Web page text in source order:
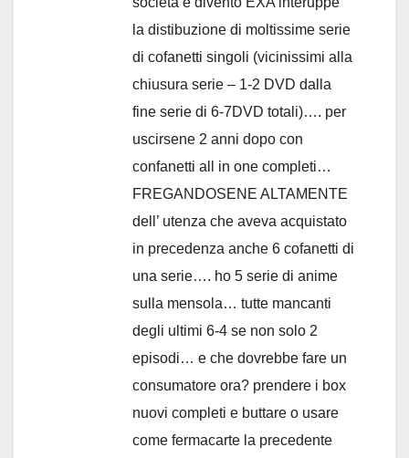
la distibuzione di moltissime serie
di cofanetti singoli (vicinissimi alla
chiusura serie – 1-2 DVD dalla
fine serie di 6-7DVD totali)…. per
uscirsene 2 anni dopo con
confanetti all in one completi…
FREGANDOSENE ALTAMENTE
dell’ utenza che aveva acquistato
in precedenza anche 6 cofanetti di
una serie…. ho 5 serie di anime
sulla mensola… tutte mancanti
degli ultimi 6-4 se non solo 2
episodi… e che dovrebbe fare un
consumatore ora? prendere i box
nuovi completi e buttare o usare
come fermacarte la precedente